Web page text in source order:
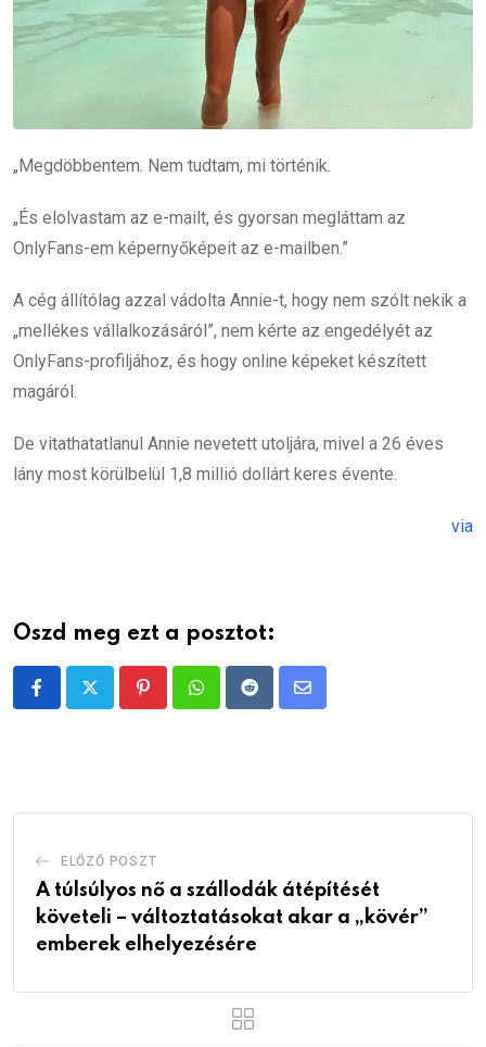
„Megdöbbentem. Nem tudtam, mi történik.
„És elolvastam az e-mailt, és gyorsan megláttam az
OnlyFans-em képernyőképeit az e-mailben.”
A cég állítólag azzal vádolta Annie-t, hogy nem szólt nekik a
„mellékes vállalkozásáról”, nem kérte az engedélyét az
OnlyFans-profiljához, és hogy online képeket készített
magáról.
De vitathatatlanul Annie nevetett utoljára, mivel a 26 éves
lány most körülbelül 1,8 millió dollárt keres évente.
via
Oszd meg ezt a posztot:
PinterestWhatsappRedditShare
ELŐZŐ POSZT
A túlsúlyos nő a szállodák átépítését
követeli – változtatásokat akar a „kövér”
emberek elhelyezésére